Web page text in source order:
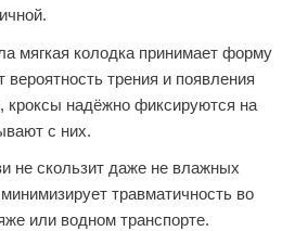
мягкая колодка принимает форму
вероятность трения и появления
кроксы надёжно фиксируются на
с них.
не скользит даже не влажных
травматичность во
или водном транспорте.